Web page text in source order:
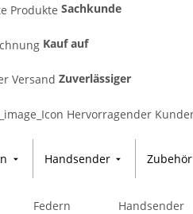
Sachkunde
Kauf auf
Zuverlässiger
Handsender Zubehör
Federn Handsender